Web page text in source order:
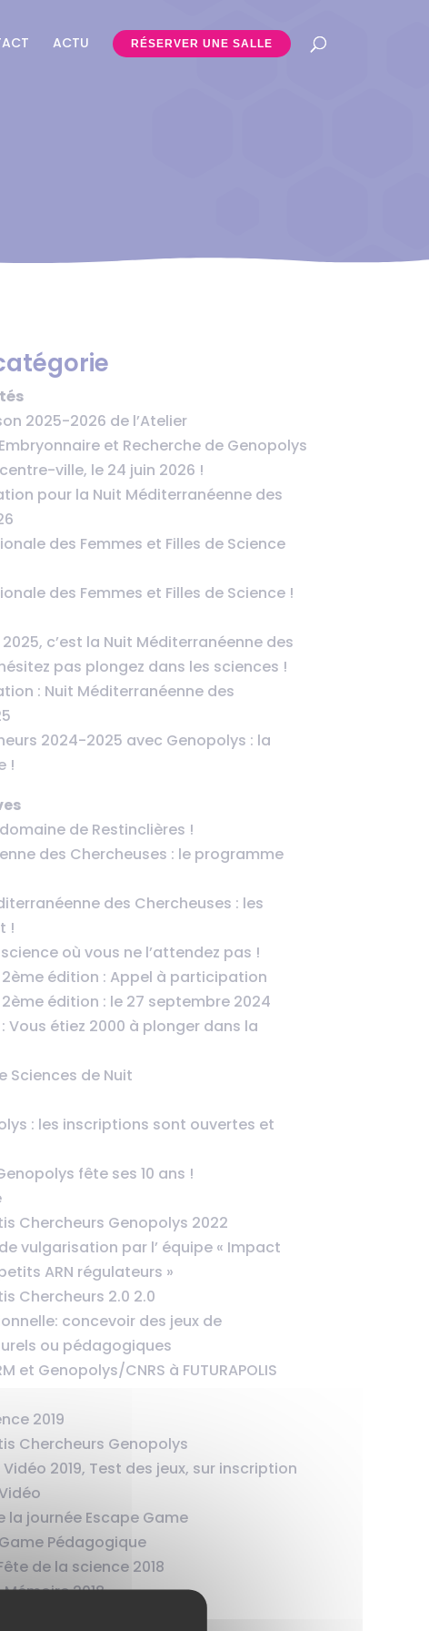
ACTU RÉSERVER UNE SALLE
2025-2026 de l’Atelier
et Recherche de Genopolys
ville, le 24 juin 2026 !
pour la Nuit Méditerranéenne des
des Femmes et Filles de Science
des Femmes et Filles de Science !
c’est la Nuit Méditerranéenne des
pas plongez dans les sciences !
: Nuit Méditerranéenne des
2024-2025 avec Genopolys : la
!
de Restinclières !
des Chercheuses : le programme
des Chercheuses : les
!
où vous ne l’attendez pas !
2ème édition : Appel à participation
édition : le 27 septembre 2024
Vous étiez 2000 à plonger dans la
Sciences de Nuit
: les inscriptions sont ouvertes et
Genopolys fête ses 10 ans !
Chercheurs Genopolys 2022
vulgarisation par l’ équipe « Impact
ARN régulateurs »
Chercheurs 2.0 2.0
concevoir des jeux de
ou pédagogiques
et Genopolys/CNRS à FUTURAPOLIS
2019
Chercheurs Genopolys
2019, Test des jeux, sur inscription
la journée Escape Game
Pédagogique
de la science 2018
2018